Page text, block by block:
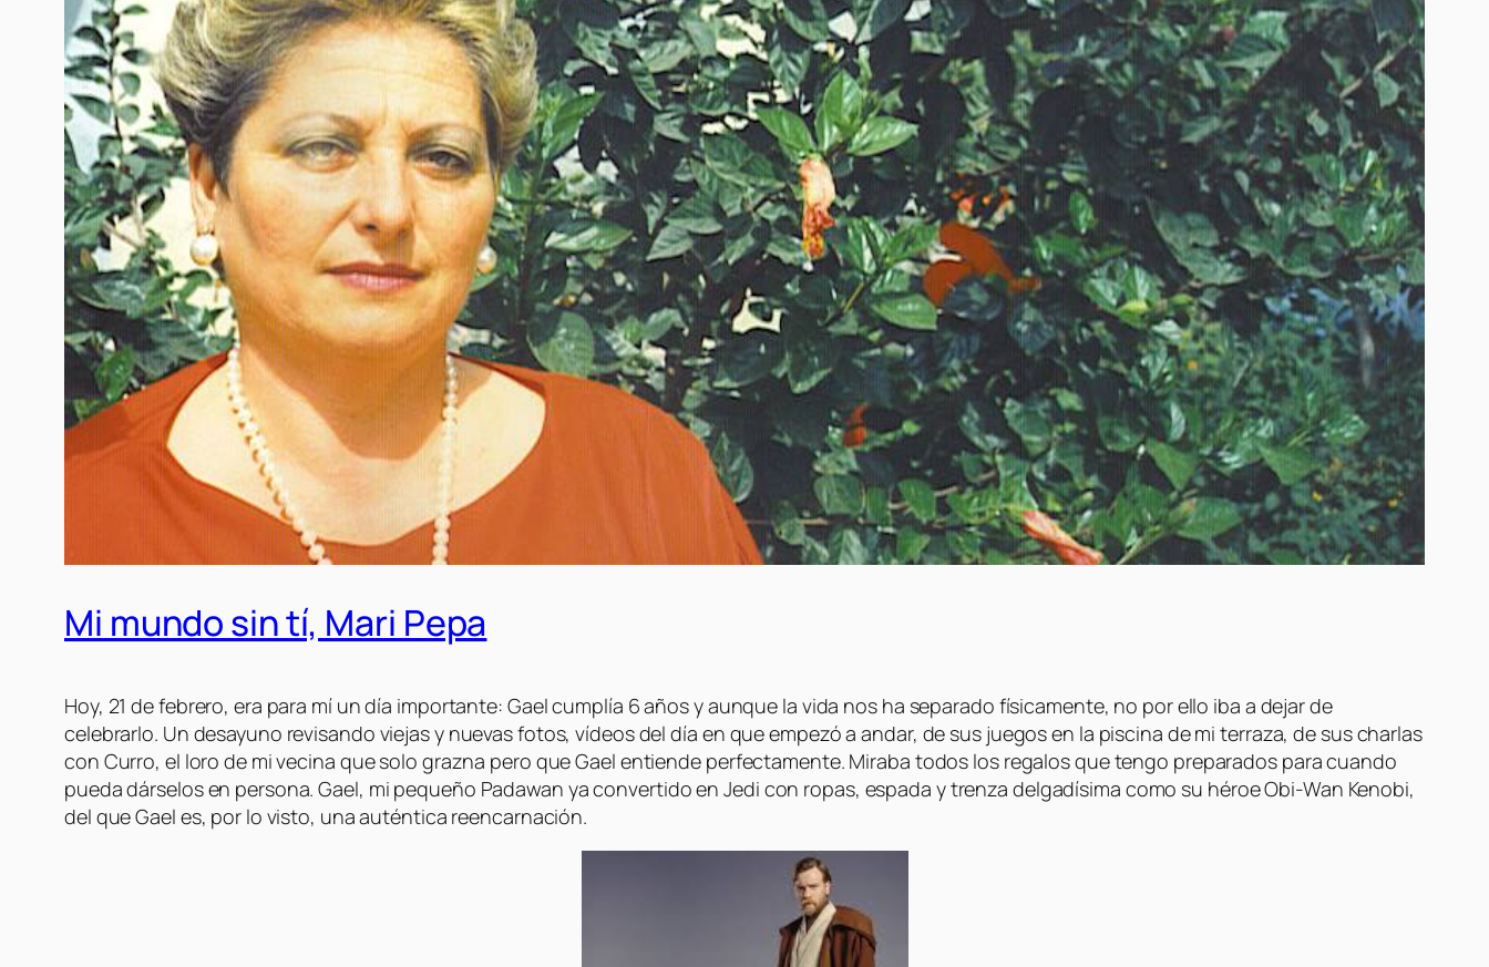
Mi mundo sin tí, Mari Pepa
Hoy, 21 de febrero, era para mí un día importante: Gael cumplía 6 años y aunque la vida nos ha separado físicamente, no por ello iba a dejar de
celebrarlo. Un desayuno revisando viejas y nuevas fotos, vídeos del día en que empezó a andar, de sus juegos en la piscina de mi terraza, de sus charlas
con Curro, el loro de mi vecina que solo grazna pero que Gael entiende perfectamente. Miraba todos los regalos que tengo preparados para cuando
pueda dárselos en persona. Gael, mi pequeño Padawan ya convertido en Jedi con ropas, espada y trenza delgadísima como su héroe Obi-Wan Kenobi,
del que Gael es, por lo visto, una auténtica reencarnación.